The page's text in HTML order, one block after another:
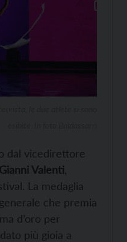
dal vicedirettore
Gianni Valenti
La medaglia
che premia
d’oro per
più gioia a